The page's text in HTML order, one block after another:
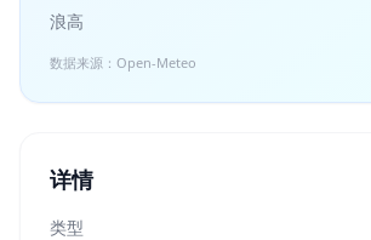
浪高
数据来源：Open-Meteo
详情
类型